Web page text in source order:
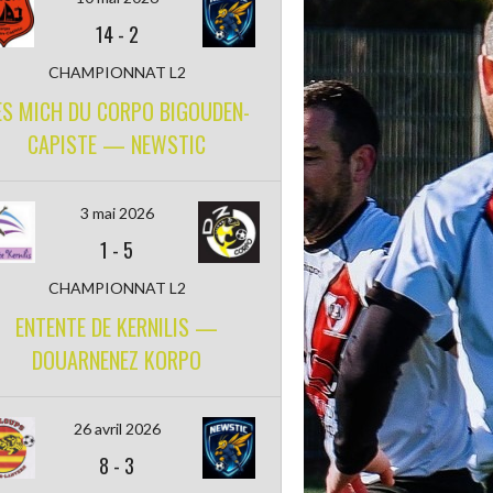
14- 2
CHAMPIONNAT L2
MICH DU CORPO BIGOUDEN-
CAPISTE — NEWSTIC
3 mai 2026
1 - 5
CHAMPIONNAT L2
ENTENTE DE KERNILIS —
DOUARNENEZ KORPO
26 avril 2026
8 - 3